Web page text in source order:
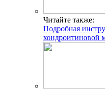
Читайте также:
Подробная
хондроитиновой